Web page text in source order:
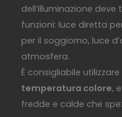
dell’illuminazione
funzioni: luce diretta
per il soggiorno, luce
atmosfera.
È consigliabile utilizzare
temperatura colore,
fredde e calde che